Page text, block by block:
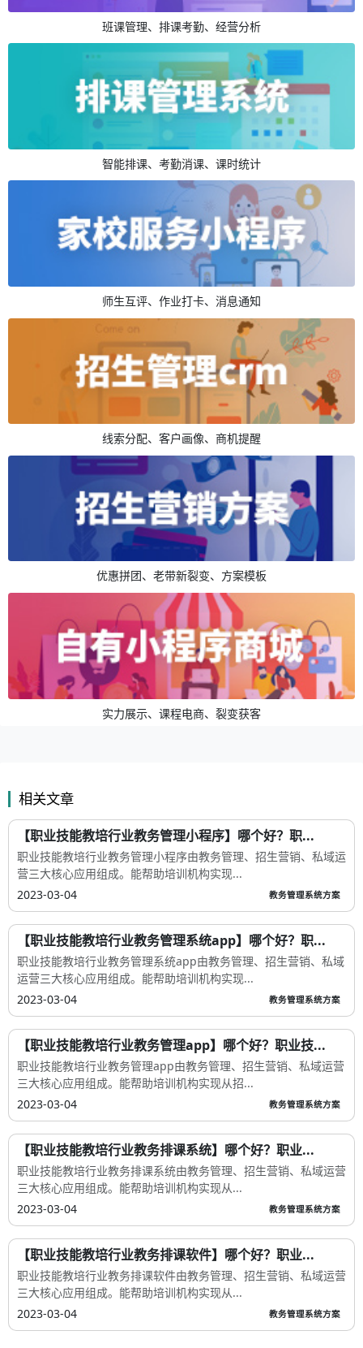
班课管理、排课考勤、经营分析
智能排课、考勤消课、课时统计
师生互评、作业打卡、消息通知
线索分配、客户画像、商机提醒
优惠拼团、老带新裂变、方案模板
实力展示、课程电商、裂变获客
相关文章
【职业技能教培行业教务管理小程序】哪个好？职...
职业技能教培行业教务管理小程序由教务管理、招生营销、私域运
营三大核心应用组成。能帮助培训机构实现...
2023-03-04
教务管理系统方案
【职业技能教培行业教务管理系统app】哪个好？职...
职业技能教培行业教务管理系统app由教务管理、招生营销、私域
运营三大核心应用组成。能帮助培训机构实现...
2023-03-04
教务管理系统方案
【职业技能教培行业教务管理app】哪个好？职业技...
职业技能教培行业教务管理app由教务管理、招生营销、私域运营
三大核心应用组成。能帮助培训机构实现从招...
2023-03-04
教务管理系统方案
【职业技能教培行业教务排课系统】哪个好？职业...
职业技能教培行业教务排课系统由教务管理、招生营销、私域运营
三大核心应用组成。能帮助培训机构实现从...
2023-03-04
教务管理系统方案
【职业技能教培行业教务排课软件】哪个好？职业...
职业技能教培行业教务排课软件由教务管理、招生营销、私域运营
三大核心应用组成。能帮助培训机构实现从...
2023-03-04
教务管理系统方案